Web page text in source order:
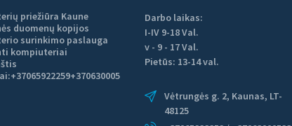
priežiūra Kaune
duomenų kopijos
surinkimo paslauga
kompiuteriai
+37065922259+370630005
Darbo laikas:
I-IV 9-18 Val.
v - 9 - 17 Val.
Pietūs: 13-14 val.
Vėtrungės g. 2, Kaunas, LT-
48125